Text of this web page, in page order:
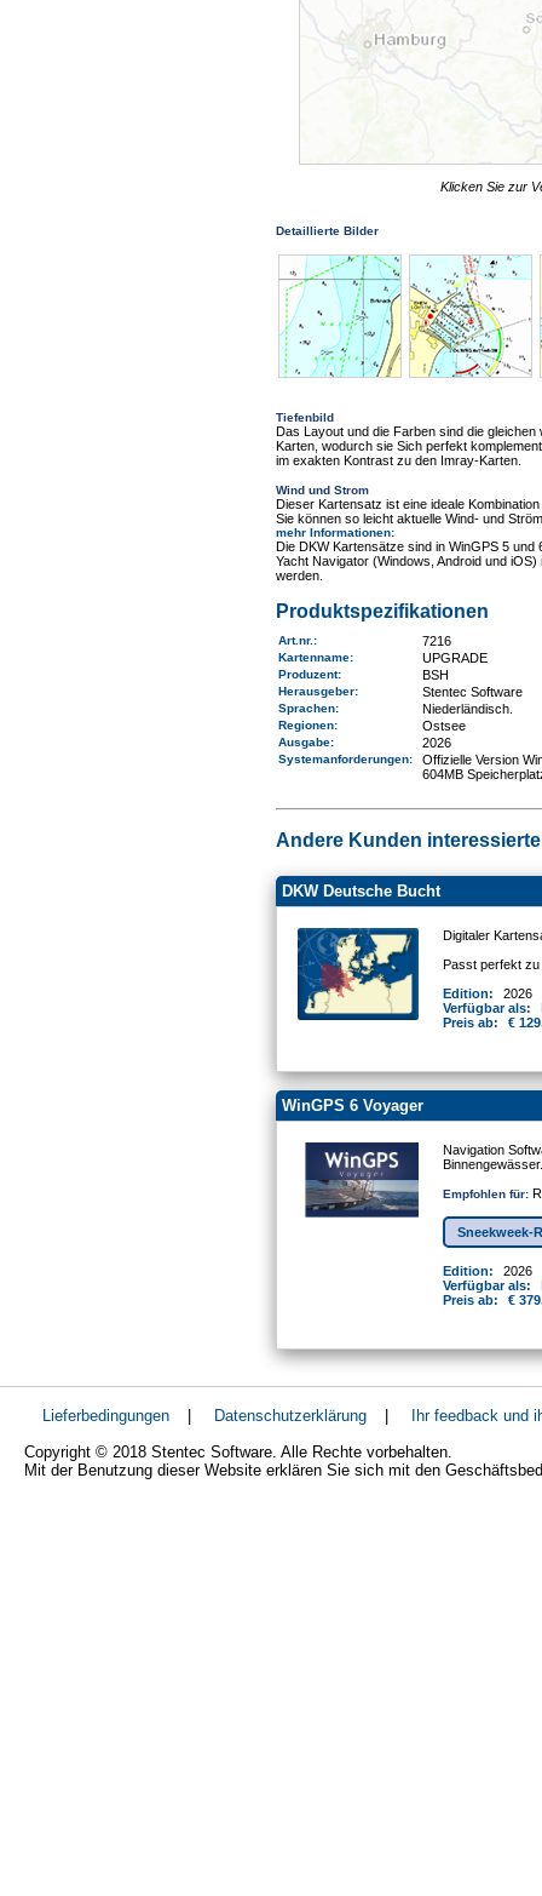
Klicken Sie zur
Detaillierte Bilder
Tiefenbild
Das Layout und die Farben sind die
Karten, wodurch sie Sich perfekt
im exakten Kontrast zu den Imray-Karten.
Wind und Strom
Dieser Kartensatz ist eine ideale
Sie können so leicht aktuelle Wind- und
mehr Informationen:
Die DKW Kartensätze sind in WinGPS 5
Yacht Navigator (Windows, Android und
werden.
Produktspezifikationen
Art.nr. : 7216
Kartenname: UPGRADE
Produzent: BSH
Herausgeber: Stentec Software
Sprachen: Niederländisch.
Regionen: Ostsee
Ausgabe: 2026
Systemanforderungen:
Offizielle Version
604MB
Andere Kunden
DKW Deutsche Bucht
Digitaler
Passt perfekt
Edition:
2026
Verfügbar als:
Preis ab:
€
WinGPS 6 Voyager
Navigation
Binnengewässer.
Empfohlen für:
Sneekweek-
Edition:
2026
Verfügbar als:
Preis ab:
€
Lieferbedingungen | Datenschutzerklärung |
Ihr feedback und
Copyright © 2018 Stentec Software. Alle Rechte vorbehalten.
Mit der Benutzung dieser Website erklären Sie sich mit den